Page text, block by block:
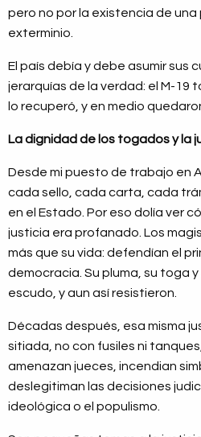
pero no por la existencia de
exterminio.
El país debía y debe asumir sus
jerarquías de la verdad: el M-19
lo recuperó, y en medio
La dignidad de los togados y la
Desde mi puesto de trabajo en
cada sello, cada carta, cada
en el Estado. Por eso dolía ver
justicia era profanado. Los
más que su vida: defendían el
democracia. Su pluma, su toga
escudo, y aun así resistieron.
Décadas después, esa misma
sitiada, no con fusiles ni
amenazan jueces, incendian
deslegitiman las decisiones
ideológica o el populismo.